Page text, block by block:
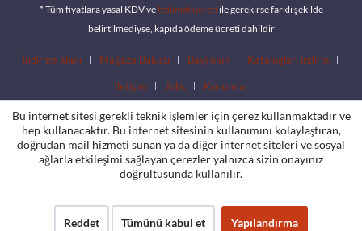
* Tüm fiyatlara yasal KDV veteslimat ücreti ile gerekirse farklı şekilde
belirtilmediyse, kapıda ödeme ücreti dahildir
İndirme alanı Mağaza Bulucu Bayi olun Katalogları indirin
İletişim Jobs Konumlar
Bu internet sitesi gerekli teknik işlemler için çerez kullanmaktadır ve
hep kullanacaktır. Bu internet sitesinin kullanımını kolaylaştıran,
doğrudan mail hizmeti sunan ya da diğer internet siteleri ve sosyal
ağlarla etkileşimi sağlayan çerezler yalnızca sizin onayınız
doğrultusunda kullanılır.
Reddet Tümünü kabul et Yapılandırma